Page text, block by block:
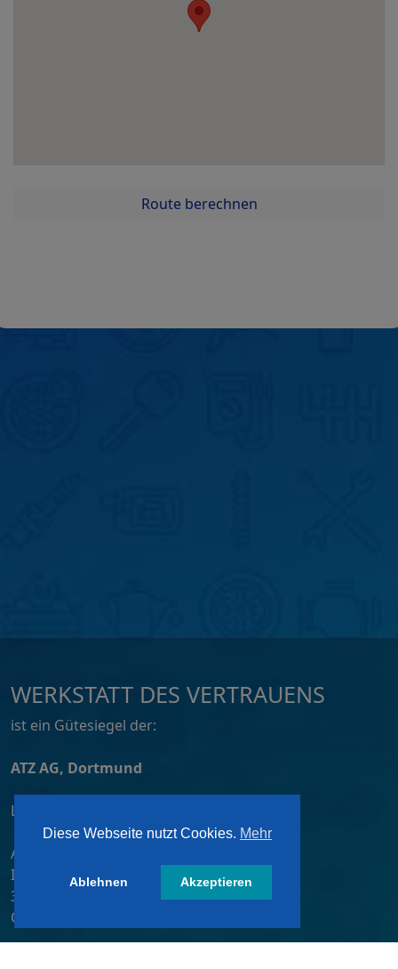
Route berechnen
WERKSTATT DES VERTRAUENS
ist ein Gütesiegel der:
ATZ AG, Dortmund
Lizensiert von:
A&W-Verlag GmbH
Inkustraße 1-7 / Stiege 4 / 2. OG
3400 Klosterneuburg
Österreich/ Austria
Diese Webseite nutzt Cookies. Mehr
Ablehnen Akzeptieren